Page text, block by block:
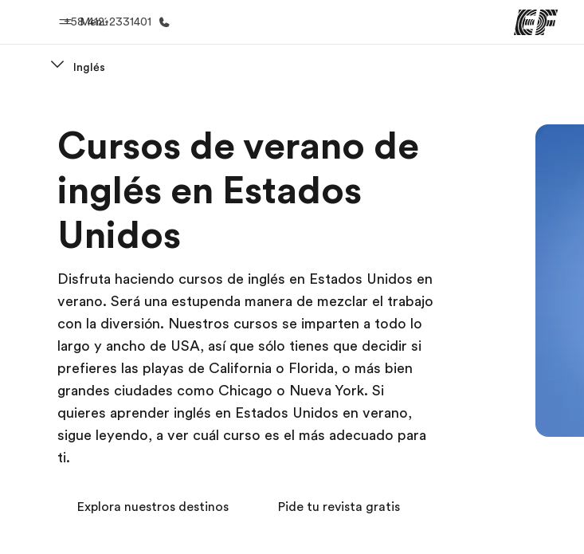
Menú
+58 412-2331401
Bienvenido a EF Ver todo lo que hacemos Encuentra una oficina
Inglés
Cursos de verano de
inglés en Estados
Unidos
Disfruta haciendo cursos de inglés en Estados Unidos en
verano. Será una estupenda manera de mezclar el trabajo
con la diversión. Nuestros cursos se imparten a todo lo
largo y ancho de USA, así que sólo tienes que decidir si
prefieres las playas de California o Florida, o más bien
grandes ciudades como Chicago o Nueva York. Si
quieres aprender inglés en Estados Unidos en verano,
sigue leyendo, a ver cuál curso es el más adecuado para
ti.
Explora nuestros destinos Pide tu revista gratis